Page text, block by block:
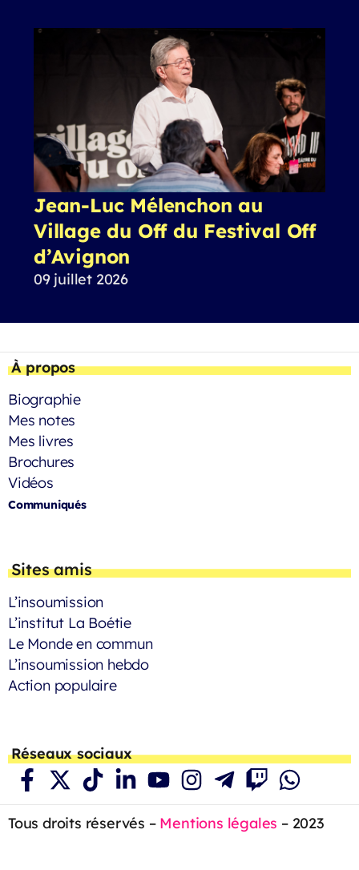
Jean-Luc Mélenchon au
Village du Off du Festival Off
d’Avignon
09 juillet 2026
À propos
Biographie
Mes notes
Mes livres
Brochures
Vidéos
Communiqués
Sites amis
L’insoumission
L’institut La Boétie
Le Monde en commun
L’insoumission hebdo
Action populaire
Réseaux sociaux
Tous droits réservés – Mentions légales – 2023